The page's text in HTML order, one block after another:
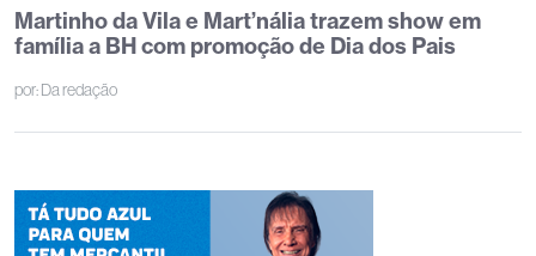
Martinho da Vila e Mart’nália trazem show em
família a BH com promoção de Dia dos Pais
por:Da redação